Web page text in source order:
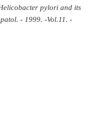
pylori and its
- 1999. -Vol.11. -